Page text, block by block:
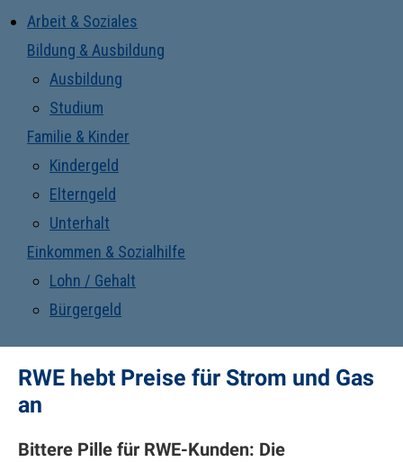
Arbeit & Soziales
Bildung & Ausbildung
Ausbildung
Studium
Familie & Kinder
Kindergeld
Elterngeld
Unterhalt
Einkommen & Sozialhilfe
Lohn / Gehalt
Bürgergeld
RWE hebt Preise für Strom und Gas
an
Bittere Pille für RWE-Kunden: Die